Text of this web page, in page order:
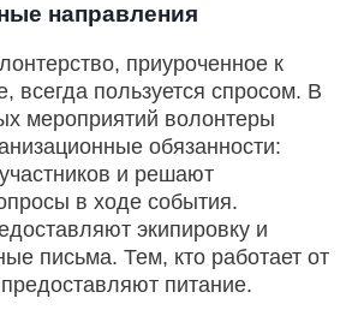
направления
приуроченное к
всегда пользуется спросом. В
мероприятий волонтеры
обязанности:
и решают
в ходе события.
экипировку и
письма. Тем, кто работает от
питание.